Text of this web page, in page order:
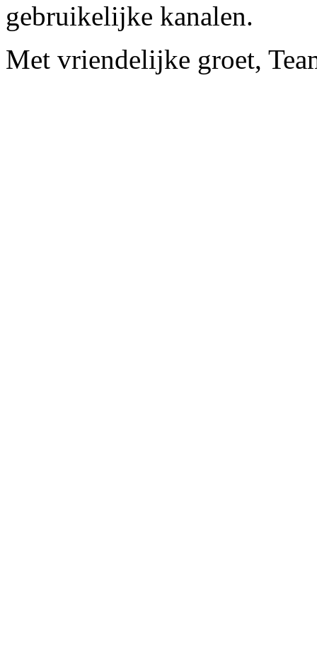
gebruikelijke kanalen.
Met vriendelijke groet,